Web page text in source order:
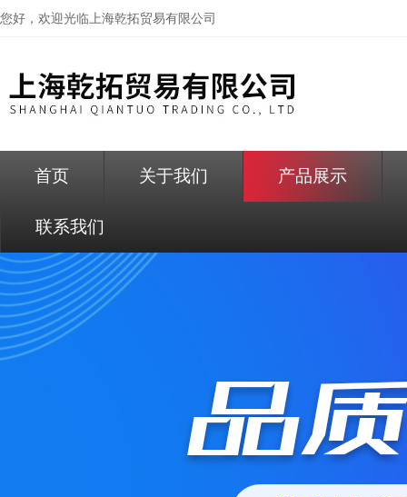
您好，欢迎光临上海乾拓贸易有限公司
首页 关于我们 产品展示
联系我们